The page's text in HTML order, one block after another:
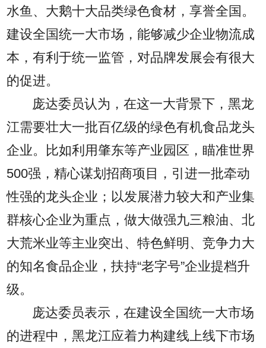
水鱼、大鹅十大品类绿色食材，享誉全国。
建设全国统一大市场，能够减少企业物流成
本，有利于统一监管，对品牌发展会有很大
的促进。
庞达委员认为，在这一大背景下，黑龙
江需要壮大一批百亿级的绿色有机食品龙头
企业。比如利用肇东等产业园区，瞄准世界
500强，精心谋划招商项目，引进一批牵动
性强的龙头企业；以发展潜力较大和产业集
群核心企业为重点，做大做强九三粮油、北
大荒米业等主业突出、特色鲜明、竞争力大
的知名食品企业，扶持“老字号”企业提档升
级。
庞达委员表示，在建设全国统一大市场
的进程中，黑龙江应着力构建线上线下市场